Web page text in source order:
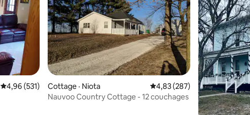
Note moyenne de 4,96 sur 5, 531 commentaires
4,96 (531)
Cottage · Niota Note moyenne de 4,83 sur
4,83 (287)
Nauvoo Country Cottage - 12 couchages